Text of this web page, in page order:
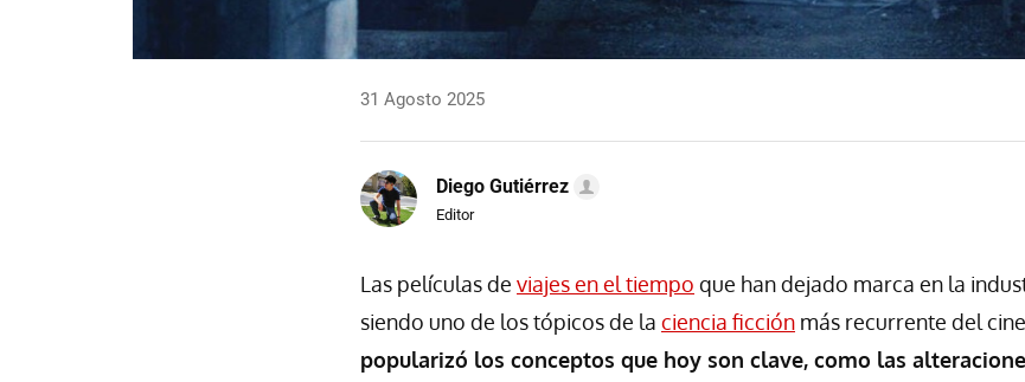
31 Agosto 2025
Diego Gutiérrez
Editor
Las películas de viajes en el tiempo que han dejado marca en la
siendo uno de los tópicos de la ciencia ficción más recurrente del cine.
popularizó los conceptos que hoy son clave, como las